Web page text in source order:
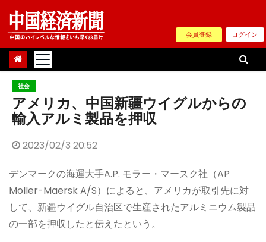
Skip
content
会員登録 ログイン
社会
アメリカ、中国新疆ウイグルからの
輸入アルミ製品を押収
2023/02/3 20:52
デンマークの海運大手A.P. モラー・マースク社（AP
Moller-Maersk A/S）によると、アメリカが取引先に対
して、新疆ウイグル自治区で生産されたアルミニウム製品
の一部を押収したと伝えたという。